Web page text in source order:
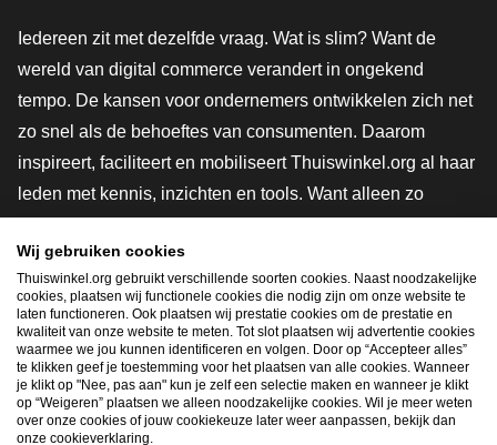
Iedereen zit met dezelfde vraag. Wat is slim? Want de
wereld van digital commerce verandert in ongekend
tempo. De kansen voor ondernemers ontwikkelen zich net
zo snel als de behoeftes van consumenten. Daarom
inspireert, faciliteert en mobiliseert Thuiswinkel.org al haar
leden met kennis, inzichten en tools. Want alleen zo
innovatievere toekomst. Dus groei ook mee en maak
shoppen slimmer.
Lid worden
Snel navigeren
Wij gebruiken cookies
Thuiswinkel.org gebruikt verschillende soorten cookies. Naast noodzakelijke
cookies, plaatsen wij functionele cookies die nodig zijn om onze website te
laten functioneren. Ook plaatsen wij prestatie cookies om de prestatie en
kwaliteit van onze website te meten. Tot slot plaatsen wij advertentie cookies
waarmee we jou kunnen identificeren en volgen. Door op “Accepteer alles”
te klikken geef je toestemming voor het plaatsen van alle cookies. Wanneer
je klikt op "Nee, pas aan" kun je zelf een selectie maken en wanneer je klikt
op “Weigeren” plaatsen we alleen noodzakelijke cookies. Wil je meer weten
over onze cookies of jouw cookiekeuze later weer aanpassen, bekijk dan
onze cookieverklaring.